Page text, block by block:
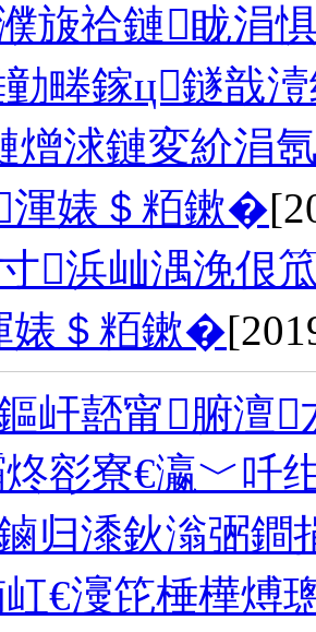
旇祫鏈眬涓
畻鎵ц鐩戠
熷浗鏈変紒涓
渾婊＄粨鏉�
浜屾湡浼佷
婊＄粨鏉�
屽嚭甯腑澶
彮寮€瀛﹀吀
归潻鈥滃弻鐧
€濅笓棰樺煿